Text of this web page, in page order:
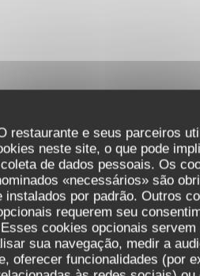
restaurante e seus parceiros
neste site, o que pode
coleta de dados pessoais. Os
«necessários» são
instalados por padrão. Outros
requerem seu
Esses cookies opcionais servem
sua navegação, medir a
oferecer funcionalidades (por